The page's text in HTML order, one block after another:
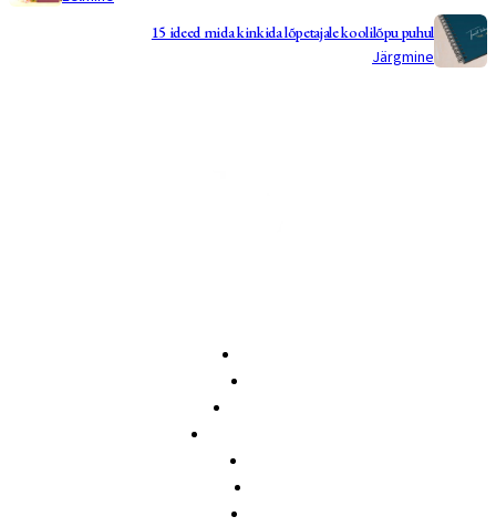
15 ideed mida kinkida lõpetajale koolilõpu puhul
Järgmine